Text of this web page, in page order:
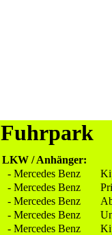
Fuhrpark
LKW / Anhänger:
- Mercedes Benz
- Mercedes Benz
- Mercedes Benz
- Mercedes Benz
- Mercedes Benz